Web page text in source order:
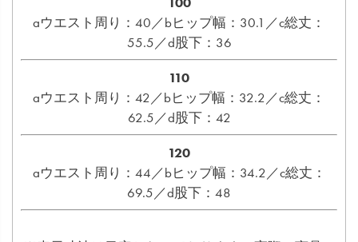
aウエスト周り：40／bヒップ幅：30.1／c総丈：
55.5／d股下：36
110
aウエスト周り：42／bヒップ幅：32.2／c総丈：
62.5／d股下：42
120
aウエスト周り：44／bヒップ幅：34.2／c総丈：
69.5／d股下：48